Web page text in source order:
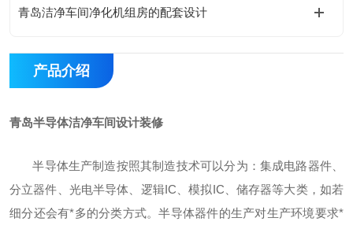
青岛洁净车间净化机组房的配套设计
产品介绍
青岛半导体洁净车间设计装修
半导体生产制造按照其制造技术可以分为：集成电路器件、
分立器件、光电半导体、逻辑IC、模拟IC、储存器等大类，如若
细分还会有*多的分类方式。半导体器件的生产对生产环境要求*